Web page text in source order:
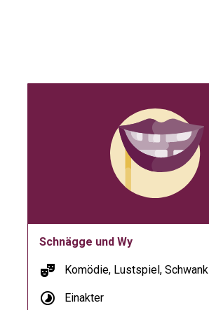
Schnägge und Wy
theater_comedy Komödie, Lustspiel, Schwank
timelapse Einakter